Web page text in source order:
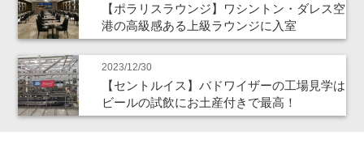
【ポラリスラウンジ】ワシントン・ダレス空
港の高級感ある上級ラウンジに入室
2023/12/30
【セントルイス】バドワイザーの工場見学は
ビールの試飲にお土産付きで最高！